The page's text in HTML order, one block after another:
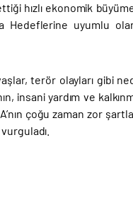
hızlı ekonomik
Hedeflerine uyumlu
terör olayları gibi
insani yardım ve
çoğu zaman zor